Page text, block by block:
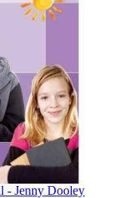
- Jenny Dooley